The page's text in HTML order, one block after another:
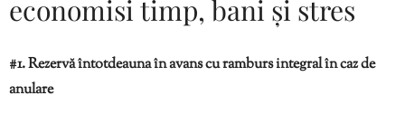
economisi timp, bani și stres
#1. Rezervă întotdeauna în avans cu ramburs integral în caz de
anulare